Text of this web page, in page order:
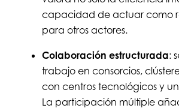
capacidad de actuar como
para otros actores.
Colaboración estructurada:
trabajo en consorcios,
con centros tecnológicos y
La participación múltiple